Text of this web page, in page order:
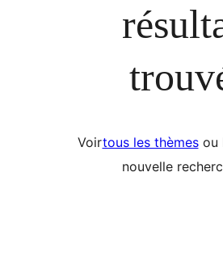
Voirtous les thèmesou
nouvelle